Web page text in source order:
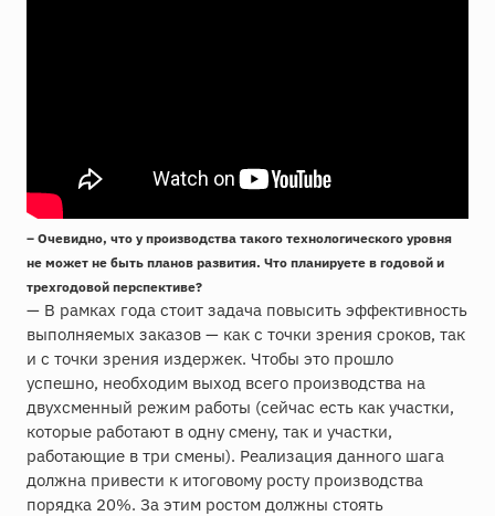
– Очевидно, что у производства такого технологического уровня
не может не быть планов развития. Что планируете в годовой и
трехгодовой перспективе?
— В рамках года стоит задача повысить эффективность
выполняемых заказов — как с точки зрения сроков, так
и с точки зрения издержек. Чтобы это прошло
успешно, необходим выход всего производства на
двухсменный режим работы (сейчас есть как участки,
которые работают в одну смену, так и участки,
работающие в три смены). Реализация данного шага
должна привести к итоговому росту производства
порядка 20%. За этим ростом должны стоять